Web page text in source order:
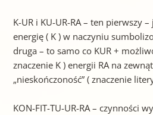
K-UR i KU-UR-RA – ten pierwszy
energię ( K ) w naczyniu
druga – to samo co KUR +
znaczenie K ) energii RA na
„nieskończoność” ( znaczenie
KON-FIT-TU-UR-RA – czynności